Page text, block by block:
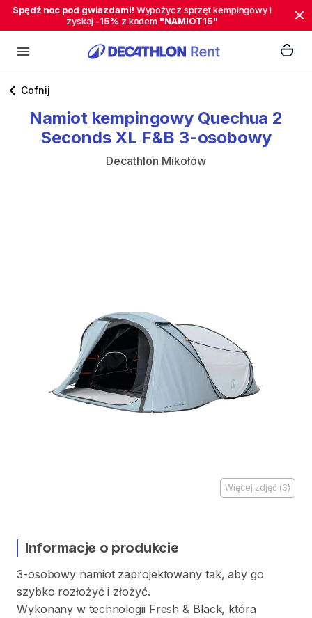
Spędź noc pod gwiazdami! Wypożycz sprzęt kempingowy i
zyskaj -15% z kodem "NAMIOT15"
Cofnij
Namiot kempingowy Quechua 2
Seconds XL F&B 3-osobowy
Decathlon Mikołów
Więcej zdjęć (3)
Informacje o produkcie
3-osobowy namiot zaprojektowany tak​,​ aby go
szybko rozłożyć i złożyć.
Wykonany w technologii Fresh & Black​,​ która